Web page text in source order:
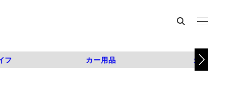
フ カー用品 カスタム